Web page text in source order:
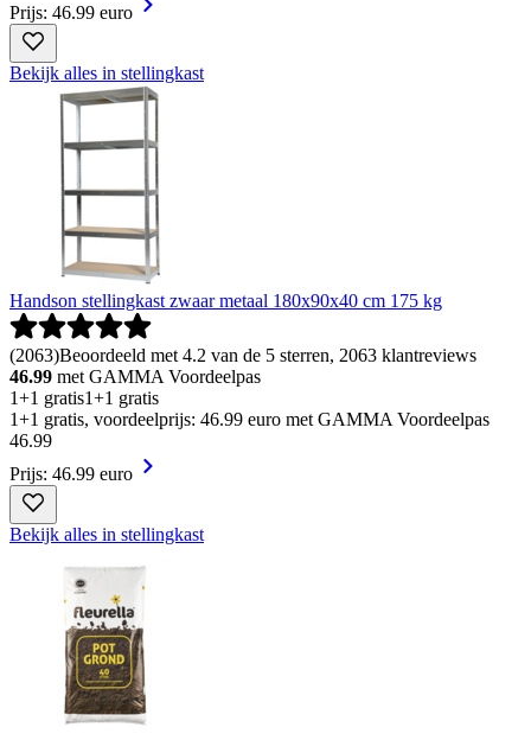
Prijs: 46.99 euro
Bekijk alles in stellingkast
Handson stellingkast zwaar metaal 180x90x40 cm 175 kg
(2063)Beoordeeld met 4.2 van de 5 sterren, 2063 klantreviews
46.99 met GAMMA Voordeelpas
1+1 gratis1+1 gratis
1+1 gratis, voordeelprijs: 46.99 euro met GAMMA Voordeelpas
46.99
Prijs: 46.99 euro
Bekijk alles in stellingkast